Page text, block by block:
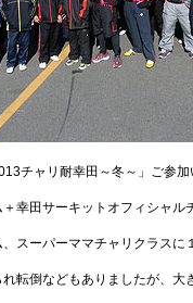
チャリ耐幸田～冬～」ご参
幸田サーキットオフィシャル
スーパーママチャリクラスに
転倒などもありましたが、大